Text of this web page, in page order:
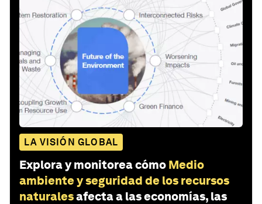
LA VISIÓN GLOBAL
Explora y monitorea cómo Medio
ambiente y seguridad de los recursos
naturalesafecta a las economías, las